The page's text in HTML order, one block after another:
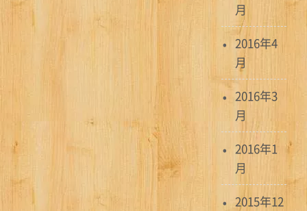
月
2016年4
月
2016年3
月
2016年1
月
2015年12